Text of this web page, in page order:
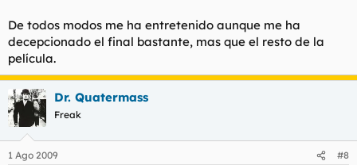
De todos modos me ha entretenido aunque me ha
decepcionado el final bastante, mas que el resto de la
película.
Dr. Quatermass
Freak
1 Ago 2009 #8